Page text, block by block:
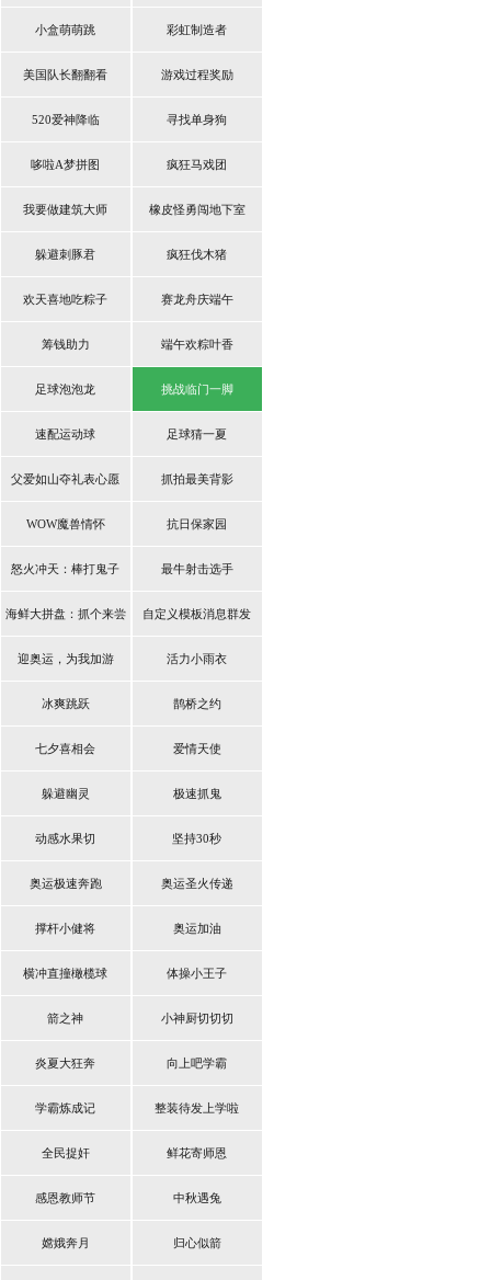
小盒萌萌跳 彩虹制造者
美国队长翻翻看 游戏过程奖励
520爱神降临 寻找单身狗
哆啦A梦拼图 疯狂马戏团
我要做建筑大师 橡皮怪勇闯地下室
躲避刺豚君 疯狂伐木猪
欢天喜地吃粽子 赛龙舟庆端午
筹钱助力 端午欢粽叶香
足球泡泡龙 挑战临门一脚
速配运动球 足球猜一夏
父爱如山夺礼表心愿 抓拍最美背影
WOW魔兽情怀 抗日保家园
怒火冲天：棒打鬼子 最牛射击选手
海鲜大拼盘：抓个来尝
鲜
自定义模板消息群发
迎奥运，为我加游 活力小雨衣
冰爽跳跃 鹊桥之约
七夕喜相会 爱情天使
躲避幽灵 极速抓鬼
动感水果切 坚持30秒
奥运极速奔跑 奥运圣火传递
撑杆小健将 奥运加油
横冲直撞橄榄球 体操小王子
箭之神 小神厨切切切
炎夏大狂奔 向上吧学霸
学霸炼成记 整装待发上学啦
全民捉奸 鲜花寄师恩
感恩教师节 中秋遇兔
嫦娥奔月 归心似箭